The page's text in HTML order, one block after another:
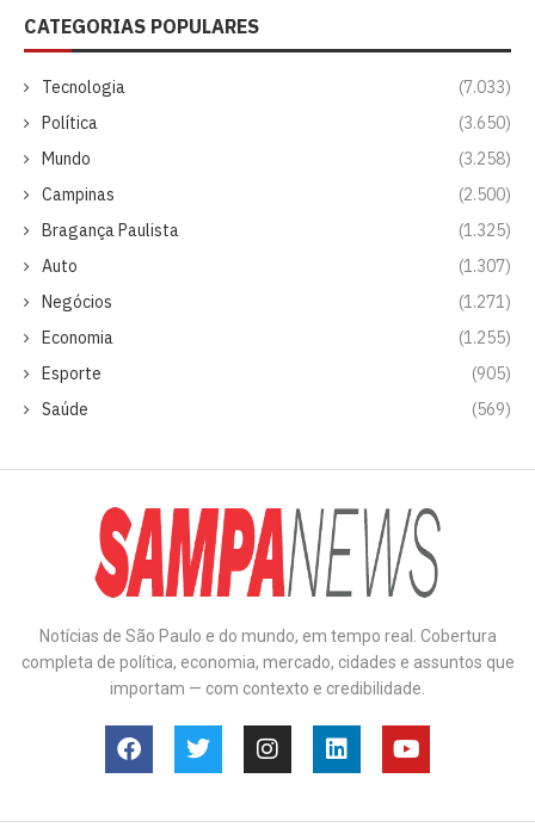
CATEGORIAS POPULARES
Tecnologia
(7.033)
Política
(3.650)
Mundo
(3.258)
Campinas
(2.500)
Bragança Paulista
(1.325)
Auto
(1.307)
Negócios
(1.271)
Economia
(1.255)
Esporte
(905)
Saúde
(569)
Notícias de São Paulo e do mundo, em tempo real. Cobertura
completa de política, economia, mercado, cidades e assuntos que
importam — com contexto e credibilidade.